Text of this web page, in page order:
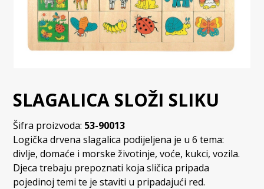
SLAGALICA SLOŽI SLIKU
Šifra proizvoda: 53-90013
Logička drvena slagalica podijeljena je u 6 tema:
divlje, domaće i morske životinje, voće, kukci, vozila.
Djeca trebaju prepoznati koja sličica pripada
pojedinoj temi te je staviti u pripadajući red.